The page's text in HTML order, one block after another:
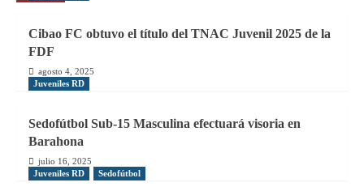
Cibao FC obtuvo el título del TNAC Juvenil 2025 de la
FDF
agosto 4, 2025
Juveniles RD
Sedofútbol Sub-15 Masculina efectuará visoria en
Barahona
julio 16, 2025
Juveniles RD
Sedofútbol